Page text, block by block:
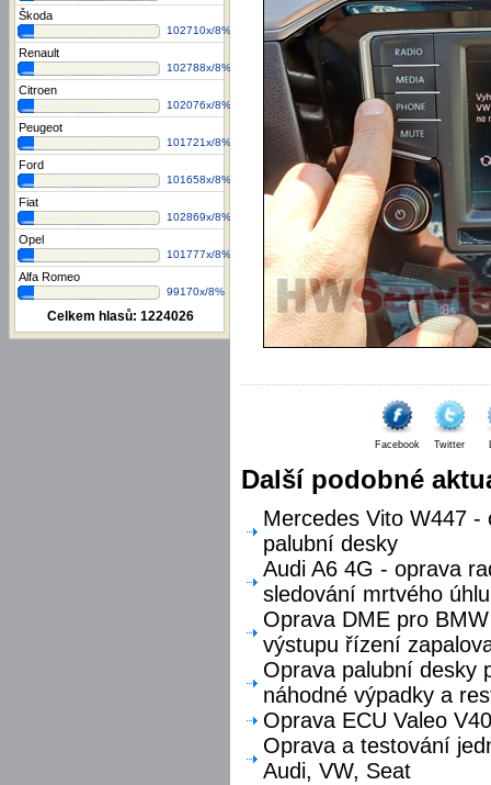
Škoda
102710x/8%
Renault
102788x/8%
Citroen
102076x/8%
Peugeot
101721x/8%
Ford
101658x/8%
Fiat
102869x/8%
Opel
101777x/8%
Alfa Romeo
99170x/8%
Celkem hlasů: 1224026
Facebook Twitter
Další podobné
Mercedes Vito W447
palubní desky
Audi A6 4G - oprava
sledování mrtvého úhlu
Oprava DME pro
výstupu řízení
Oprava palubní desky
náhodné výpadky a
Oprava ECU Valeo
Oprava a testování
Audi, VW, Seat